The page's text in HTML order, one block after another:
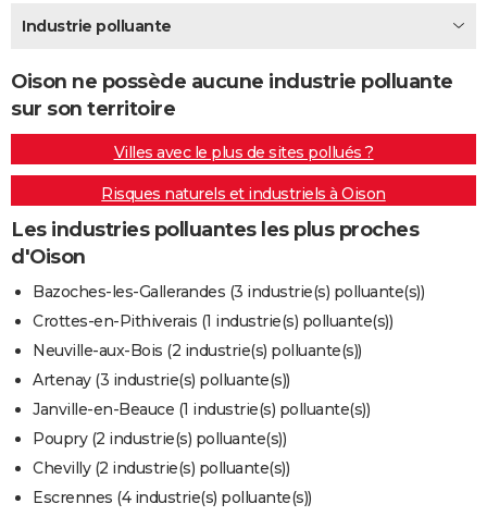
Destinations
City break
Voyage nature
Voyage de noces
Forum
Climat
+PHOTO
GUIDES D'ACHAT
BONS PLANS
CARTE DE VOEUX
Carte de Noël
Carte Bonne année
Carte Saint-Valentin
Carte d'anniversaire
DICTIONNAIRE
Dictionnaire
Biographies
Citations
Expressions
Proverbes
PROGRAMME TV
COPAINS D'AVANT
S'inscrire
Se connecter
Lycées
Collèges
Primaires
Universités
Entreprises
Service militaire
Avis de recherche
FORUM
Bricolage
Lifestyle
Culture
Sport
Auto
Television
Voyage
Cinema
Industrie polluante
Oison ne possède aucune industrie polluante
sur son territoire
Villes avec le plus de sites pollués ?
Risques naturels et industriels à Oison
Les industries polluantes les plus proches
d'Oison
Bazoches-les-Gallerandes (3 industrie(s) polluante(s))
Crottes-en-Pithiverais (1 industrie(s) polluante(s))
Neuville-aux-Bois (2 industrie(s) polluante(s))
Artenay (3 industrie(s) polluante(s))
Janville-en-Beauce (1 industrie(s) polluante(s))
Poupry (2 industrie(s) polluante(s))
Chevilly (2 industrie(s) polluante(s))
Escrennes (4 industrie(s) polluante(s))